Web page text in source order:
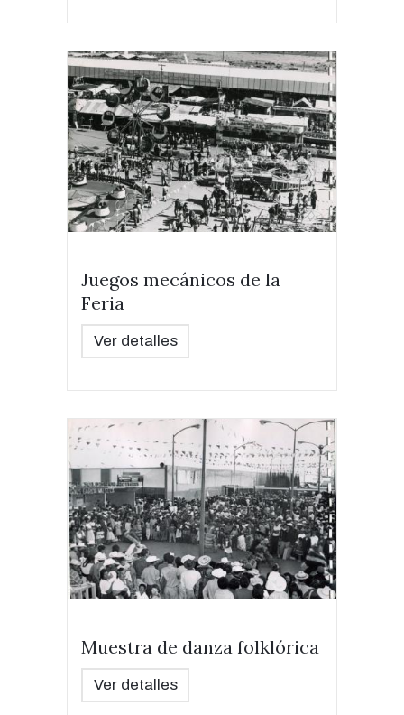
Juegos mecánicos de la
Feria
Ver detalles
Muestra de danza folklórica
Ver detalles